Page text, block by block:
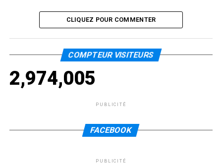
CLIQUEZ POUR COMMENTER
COMPTEUR VISITEURS
2,974,005
PUBLICITÉ
FACEBOOK
PUBLICITÉ